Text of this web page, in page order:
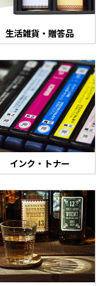
生活雑貨・贈答品
インク・トナー